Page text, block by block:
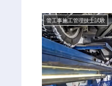
管工事施工管理技士試験